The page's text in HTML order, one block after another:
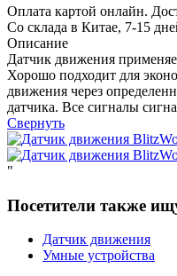
Оплата картой онлайн.
Cо склада в Китае, 7-15
Описание
Датчик движения
Хорошо подходит для
движения через
датчика. Все сигналы
Свернуть
"
Посетители также
Датчик движения
Умные устройства